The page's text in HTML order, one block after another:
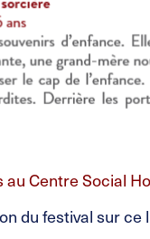
Centre Social
du festival sur ce